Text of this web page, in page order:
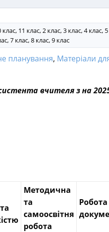
клас, 11 клас, 2 клас, 3 клас, 4 клас, 5
7 клас, 8 клас, 9 клас
планування, Матеріали для
вчителя з на
Методична
та
самоосвітня
робота
Робота